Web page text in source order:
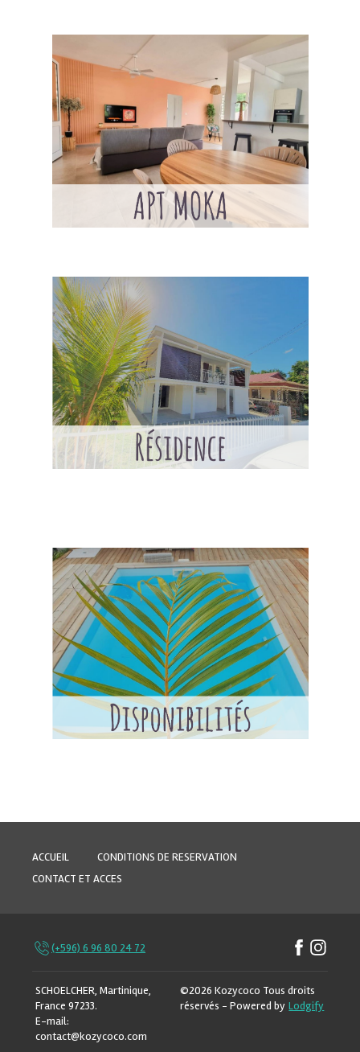
ACCUEIL
CONDITIONS DE RESERVATION
CONTACT ET ACCES
(+596) 6 96 80 24 72
SCHOELCHER, Martinique,
France 97233.
E-mail:
contact@kozycoco.com
©2026 Kozycoco Tous droits
réservés - Powered by Lodgify